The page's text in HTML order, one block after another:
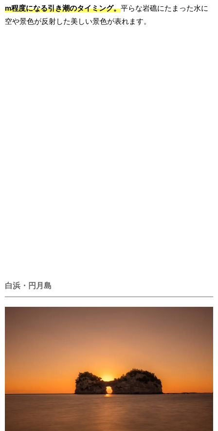
m程度になる引き潮のタイミング。平らな岩礁にたまった水に
空や景色が反射した美しい景色が表れます。
白浜・円月島